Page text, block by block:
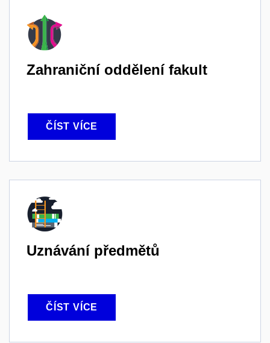
Zahraniční oddělení fakult
ČÍST VÍCE
Uznávání předmětů
ČÍST VÍCE